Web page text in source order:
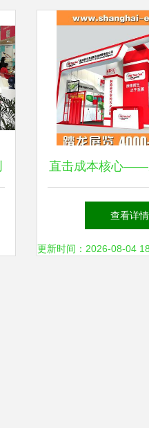
直击成本核心——
建商以自营工厂
新风向
查看详情
更新时间：2026-08-04